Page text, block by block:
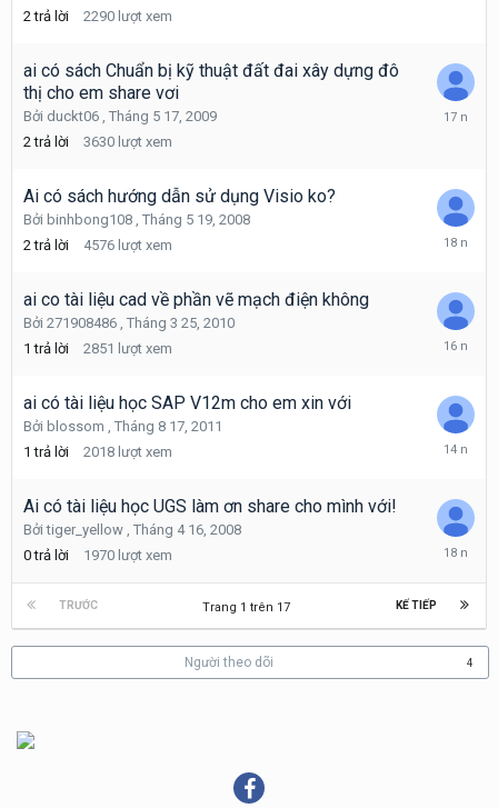
2 trả lời 2290 lượt xem
ai có sách Chuẩn bị kỹ thuật đất đai xây dựng đô
thị cho em share vơi
Bởi duckt06 , Tháng 5 17, 2009
2 trả lời 3630 lượt xem
Tháng
Ai có sách hướng dẫn sử dụng Visio ko?
Bởi binhbong108 , Tháng 5 19, 2008
2 trả lời 4576 lượt xem
Tháng
2008
ai co tài liệu cad về phần vẽ mạch điện không
Bởi 271908486 , Tháng 3 25, 2010
1 trả lời 2851 lượt xem
Tháng
2010
ai có tài liệu học SAP V12m cho em xin với
Bởi blossom , Tháng 8 17, 2011
1 trả lời 2018 lượt xem
Tháng
2011
Ai có tài liệu học UGS làm ơn share cho mình với!
Bởitiger_yellow , Tháng 4 16, 2008
0 trả lời 1970 lượt xem
Tháng
16,
2008
TRƯỚC KẾ TIẾP
Trang 1 trên 17
Người theo dõi 4